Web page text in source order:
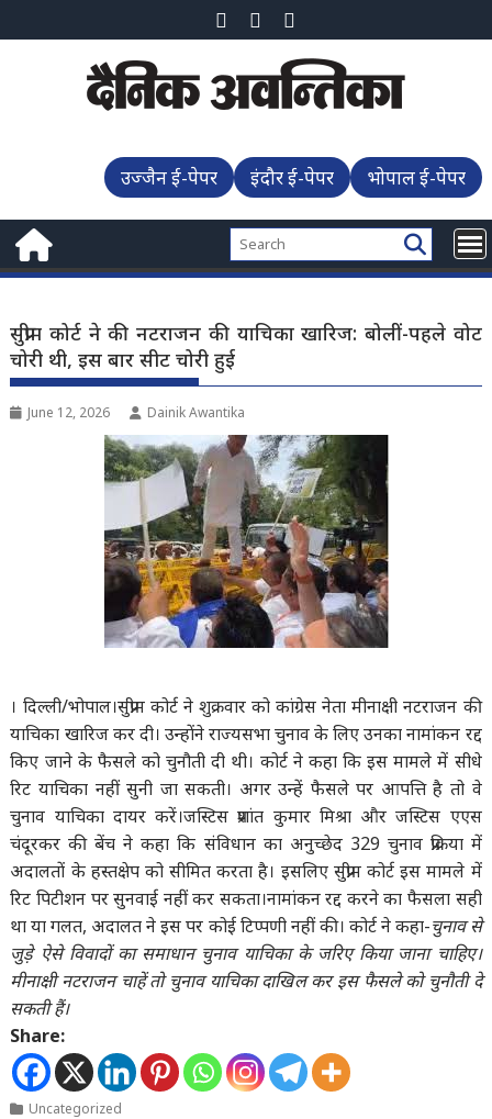
to
उज्जैन ई-पेपर इंदौर ई-पेपर भोपाल ई-पेपर
सुप्रीम कोर्ट ने की नटराजन की याचिका खारिज: बोलीं-पहले वोट
चोरी थी, इस बार सीट चोरी हुई
June 12, 2026 Dainik Awantika
। दिल्ली/भोपाल।सुप्रीम कोर्ट ने शुक्रवार को कांग्रेस नेता मीनाक्षी नटराजन की
याचिका खारिज कर दी। उन्होंने राज्यसभा चुनाव के लिए उनका नामांकन रद्द
किए जाने के फैसले को चुनौती दी थी। कोर्ट ने कहा कि इस मामले में सीधे
रिट याचिका नहीं सुनी जा सकती। अगर उन्हें फैसले पर आपत्ति है तो वे
चुनाव याचिका दायर करें।जस्टिस प्रशांत कुमार मिश्रा और जस्टिस एएस
चंदूरकर की बेंच ने कहा कि संविधान का अनुच्छेद 329 चुनाव प्रक्रिया में
अदालतों के हस्तक्षेप को सीमित करता है। इसलिए सुप्रीम कोर्ट इस मामले में
रिट पिटीशन पर सुनवाई नहीं कर सकता।नामांकन रद्द करने का फैसला सही
था या गलत, अदालत ने इस पर कोई टिप्पणी नहीं की। कोर्ट ने कहा-चुनाव से
जुड़े ऐसे विवादों का समाधान चुनाव याचिका के जरिए किया जाना चाहिए।
मीनाक्षी नटराजन चाहें तो चुनाव याचिका दाखिल कर इस फैसले को चुनौती दे
सकती हैं।
Share:
Uncategorized